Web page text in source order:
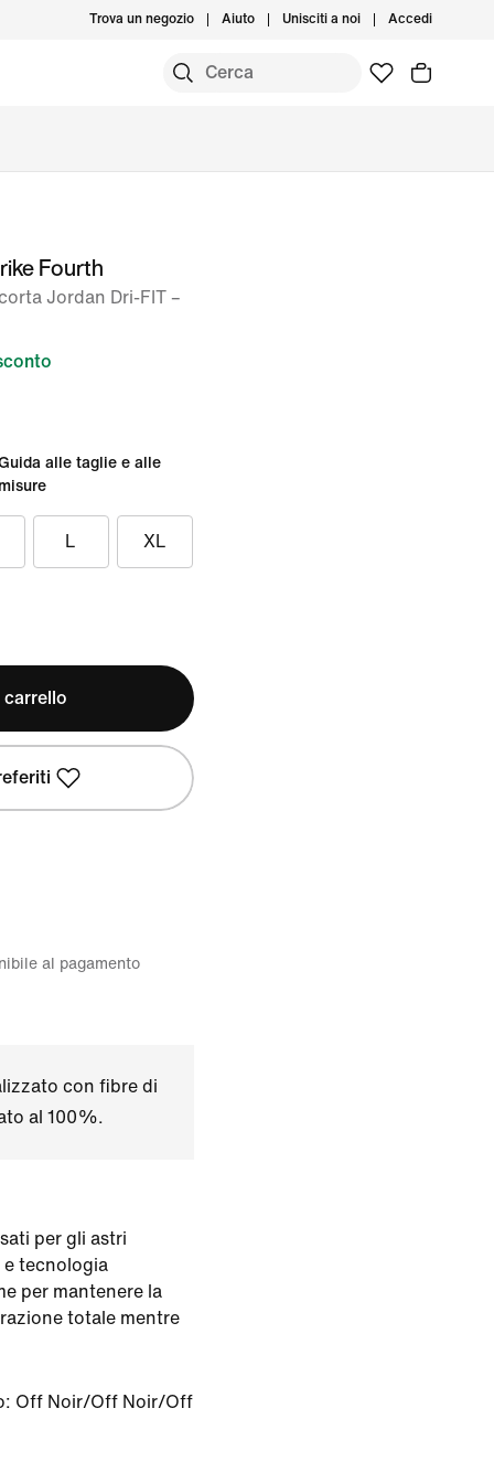
Trova un negozio Aiuto Unisciti a noi Accedi
Fourth
Jordan Dri-FIT –
alle taglie e alle
L XL
carrello
al pagamento
con fibre di
al 100%.
per gli astri
e tecnologia
per mantenere la
totale mentre
Off Noir/Off Noir/Off